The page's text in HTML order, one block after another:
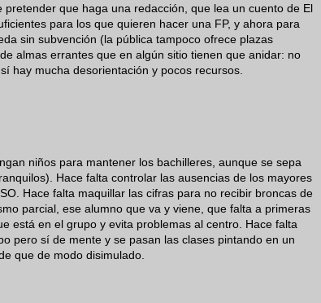
que haga una redacción, que lea un cuento de El
para los que quieren hacer una FP, y ahora para
sin subvención (la pública tampoco ofrece plazas
almas errantes que en algún sitio tienen que anidar: no
hay mucha desorientación y pocos recursos.
niños para mantener los bachilleres, aunque se sepa
Hace falta controlar las ausencias de los mayores
Hace falta maquillar las cifras para no recibir broncas de
parcial, ese alumno que va y viene, que falta a primeras
está en el grupo y evita problemas al centro. Hace falta
pero sí de mente y se pasan las clases pintando en un
que de modo disimulado.